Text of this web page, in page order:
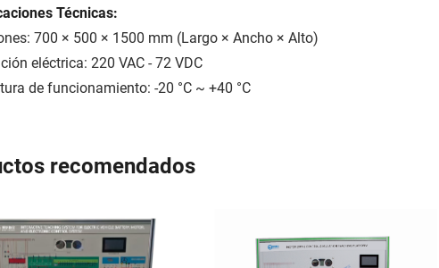
Técnicas:
700 × 500 × 1500 mm (Largo × Ancho × Alto)
eléctrica: 220 VAC - 72 VDC
de funcionamiento: -20 °C ~ +40 °C
recomendados